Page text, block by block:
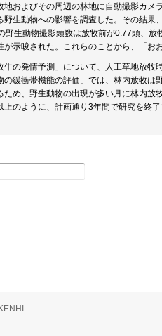
およびその周辺の林地に自動撮影カメ
生動物への影響を調査した。その結
野生動物撮影頭数は放牧前が0.77頭、
示唆された。これらのことから、「お
の発情予測」について、人工草地放牧
緩衝帯機能の評価」では、林内放牧
め、野生動物の出現が多い月に林内
のように、計画通り3年間で研究を終了